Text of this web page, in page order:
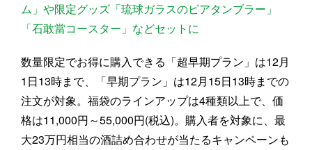
ム」や限定グッズ「琉球ガラスのビアタンブラー」
「石敢當コースター」などセットに
数量限定でお得に購入できる「超早期プラン」は12月
1日13時まで、「早期プラン」は12月15日13時までの
注文が対象。福袋のラインアップは4種類以上で、価
格は11,000円～55,000円(税込)。購入者を対象に、最
大23万円相当の酒詰め合わせが当たるキャンペーンも